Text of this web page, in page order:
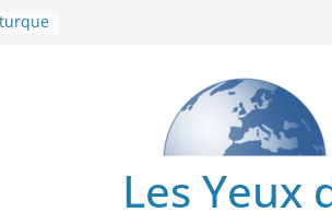
Les Yeux